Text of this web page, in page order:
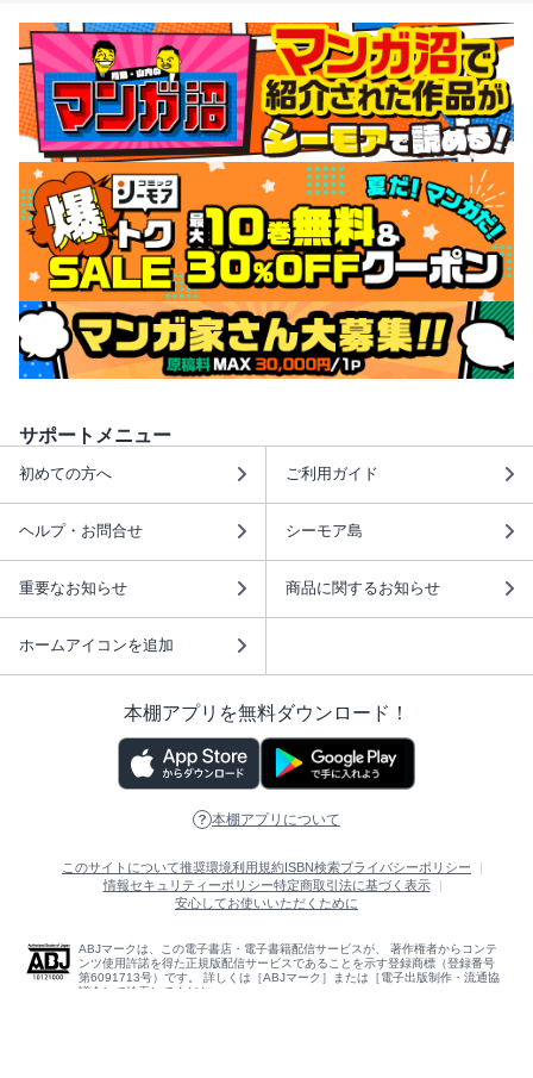
サポートメニュー
初めての方へ ご利用ガイド
ヘルプ・お問合せ シーモア島
重要なお知らせ 商品に関するお知らせ
ホームアイコンを追加
本棚アプリを無料ダウンロード！
本棚アプリについて
このサイトについて推奨環境利用規約 ISBN検索プライバシーポリシー
情報セキュリティーポリシー特定商取引法に基づく表示
安心してお使いいただくために
ABJマークは、この電子書店・電子書籍配信サービスが、 著作権者からコンテ
ンツ使用許諾を得た正規版配信サービスであることを示す登録商標（登録番号
第6091713号）です。 詳しくは［ABJマーク］または［電子出版制作・流通協
議会］で検索してください。